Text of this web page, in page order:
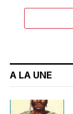
A LA UNE